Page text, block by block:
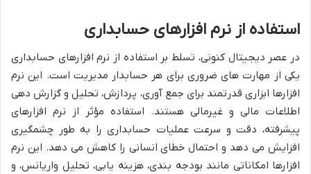
استفاده از نرم افزارهای حسابداری
در عصر دیجیتال کنونی، تسلط بر استفاده از نرم افزارهای حسابداری
یکی از مهارت های ضروری برای هر حسابدار مدیریت است. این نرم
افزارها ابزاری قدرتمند برای جمع آوری، پردازش، تحلیل و گزارش دهی
اطلاعات مالی و غیرمالی هستند. استفاده مؤثر از نرم افزارهای
پیشرفته، دقت و سرعت عملیات حسابداری را به طور چشمگیری
افزایش می دهد و احتمال خطای انسانی را کاهش می دهد. این نرم
افزارها امکاناتی مانند بودجه بندی، هزینه یابی، تحلیل واریانس، و